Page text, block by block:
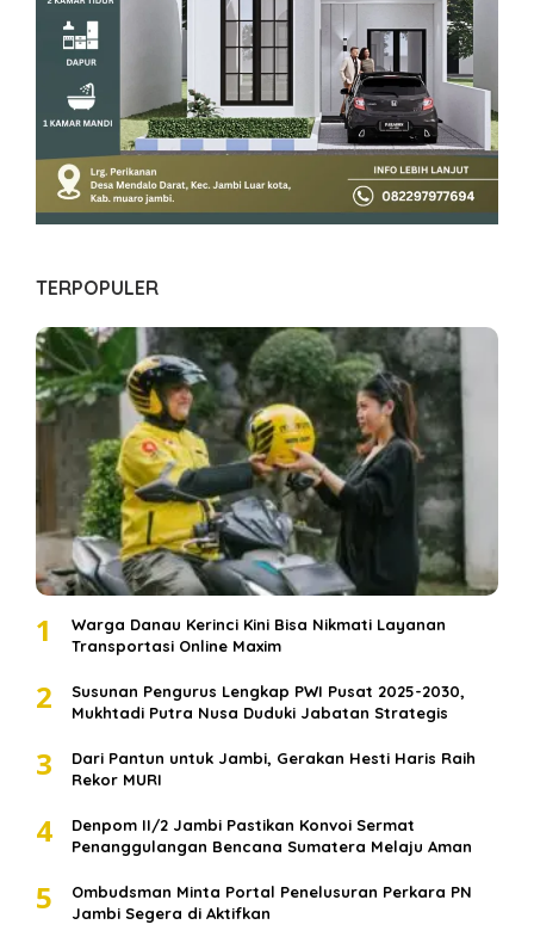
TERPOPULER
1
Warga Danau Kerinci Kini Bisa Nikmati Layanan
Transportasi Online Maxim
2
Susunan Pengurus Lengkap PWI Pusat 2025-2030,
Mukhtadi Putra Nusa Duduki Jabatan Strategis
3
Dari Pantun untuk Jambi, Gerakan Hesti Haris Raih
Rekor MURI
4
Denpom II/2 Jambi Pastikan Konvoi Sermat
Penanggulangan Bencana Sumatera Melaju Aman
5
Ombudsman Minta Portal Penelusuran Perkara PN
Jambi Segera di Aktifkan